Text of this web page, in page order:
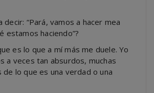
decir: “Pará, vamos a hacer mea
estamos haciendo”?
es lo que a mí más me duele. Yo
a veces tan absurdos, muchas
lo que es una verdad o una